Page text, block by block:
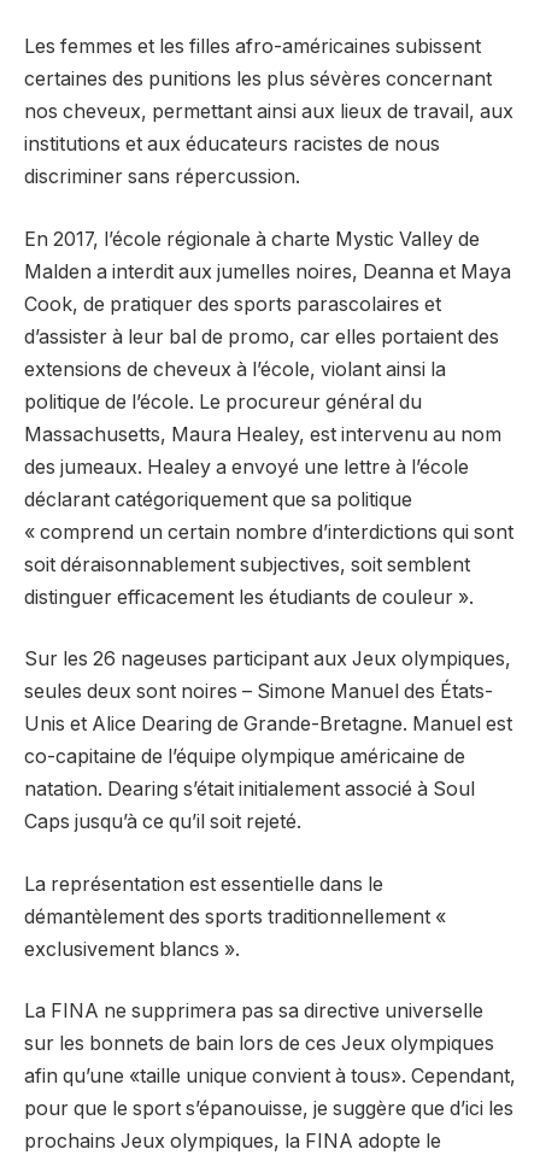
Les femmes et les filles afro-américaines subissent
certaines des punitions les plus sévères concernant
nos cheveux, permettant ainsi aux lieux de travail, aux
institutions et aux éducateurs racistes de nous
discriminer sans répercussion.
En 2017, l’école régionale à charte Mystic Valley de
Malden a interdit aux jumelles noires, Deanna et Maya
Cook, de pratiquer des sports parascolaires et
d’assister à leur bal de promo, car elles portaient des
extensions de cheveux à l’école, violant ainsi la
politique de l’école. Le procureur général du
Massachusetts, Maura Healey, est intervenu au nom
des jumeaux. Healey a envoyé une lettre à l’école
déclarant catégoriquement que sa politique
« comprend un certain nombre d’interdictions qui sont
soit déraisonnablement subjectives, soit semblent
distinguer efficacement les étudiants de couleur ».
Sur les 26 nageuses participant aux Jeux olympiques,
seules deux sont noires – Simone Manuel des États-
Unis et Alice Dearing de Grande-Bretagne. Manuel est
co-capitaine de l’équipe olympique américaine de
natation. Dearing s’était initialement associé à Soul
Caps jusqu’à ce qu’il soit rejeté.
La représentation est essentielle dans le
démantèlement des sports traditionnellement «
exclusivement blancs ».
La FINA ne supprimera pas sa directive universelle
sur les bonnets de bain lors de ces Jeux olympiques
afin qu’une «taille unique convient à tous». Cependant,
pour que le sport s’épanouisse, je suggère que d’ici les
prochains Jeux olympiques, la FINA adopte le